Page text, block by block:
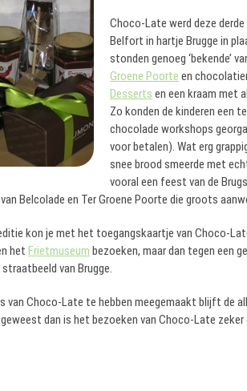
Choco-Late werd deze
Belfort in hartje Brugge in
stonden genoeg ‘bekende’
Groene Poorte en
Desserts en een kraam met
Zo konden de kinderen een
chocolade workshops
voor betalen). Wat erg
snee brood smeerde met
vooral een feest van de
Belcolade en Ter Groene Poorte die groots
kon je met het toegangskaartje van Choco-
het Frietmuseum bezoeken, maar dan tegen een
van Brugge.
van Choco-Late te hebben meegemaakt blijft de
dan is het bezoeken van Choco-Late zeker